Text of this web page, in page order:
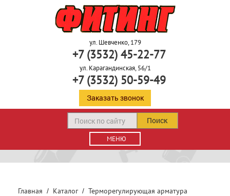
ул. Шевченко, 179
+7 (3532) 45-22-77
ул. Карагандинская, 56/1
+7 (3532) 50-59-49
Заказать звонок
МЕНЮ
Поиск
Главная Каталог
Терморегулирующая арматура